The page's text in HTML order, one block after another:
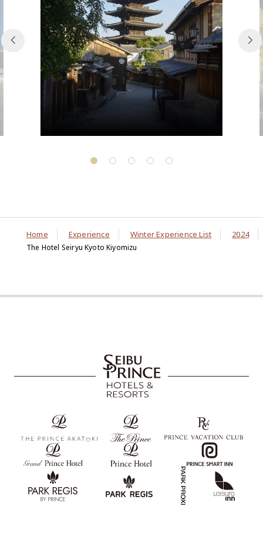
Home Experience Winter Experience List 2024
The Hotel Seiryu Kyoto Kiyomizu